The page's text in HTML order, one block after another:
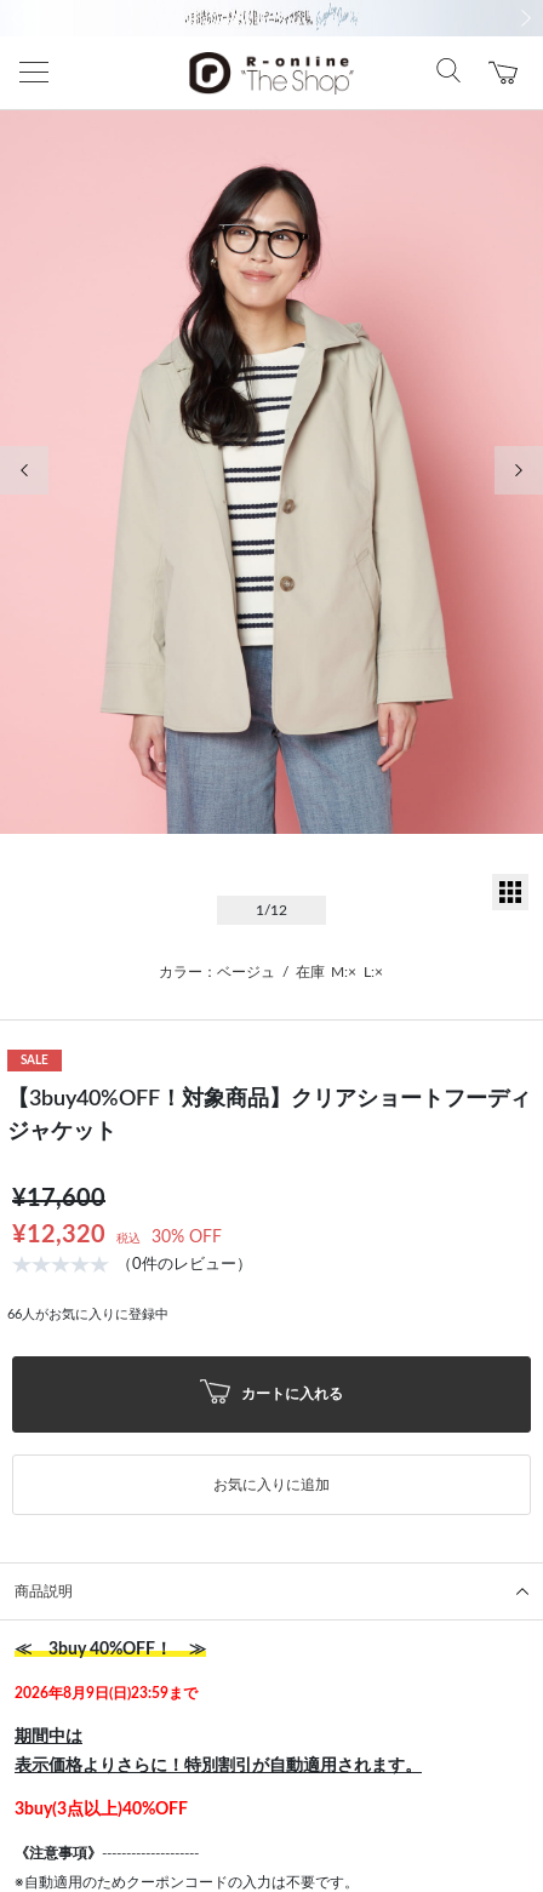
1 /12
カラー：ベージュ / 在庫 M:× L:×
SALE
【3buy40%OFF！対象商品】クリアショートフーディ
ジャケット
¥17,600
¥12,320
税込 30% OFF
（0件のレビュー）
66 人がお気に入りに登録中
カートに入れる
お気に入りに追加
商品説明
≪ 3buy 40%OFF！ ≫
2026年8月9日(日)23:59まで
期間中は
表示価格よりさらに！特別割引が自動適用されます。
3buy(3点以上)40%OFF
《注意事項》 --------------------
※自動適用のためクーポンコードの入力は不要です。